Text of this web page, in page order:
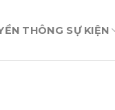
THÔNG SỰ KIỆN